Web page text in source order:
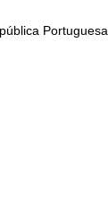
Portuguesa